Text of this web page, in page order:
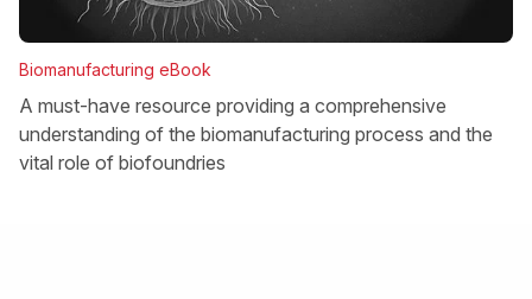
Biomanufacturing eBook
A must-have resource providing a comprehensive
understanding of the biomanufacturing process and the
vital role of biofoundries